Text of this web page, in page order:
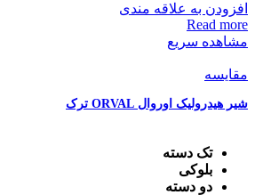
افزودن به علاقه مندی
Read more
مشاهده سریع
مقایسه
شیر هیدرولیک اوروال ORVAL ترک
تک دسته
بلوکی
دو دسته